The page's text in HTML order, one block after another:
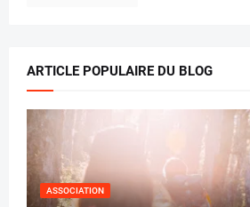
ARTICLE POPULAIRE DU BLOG
ASSOCIATION